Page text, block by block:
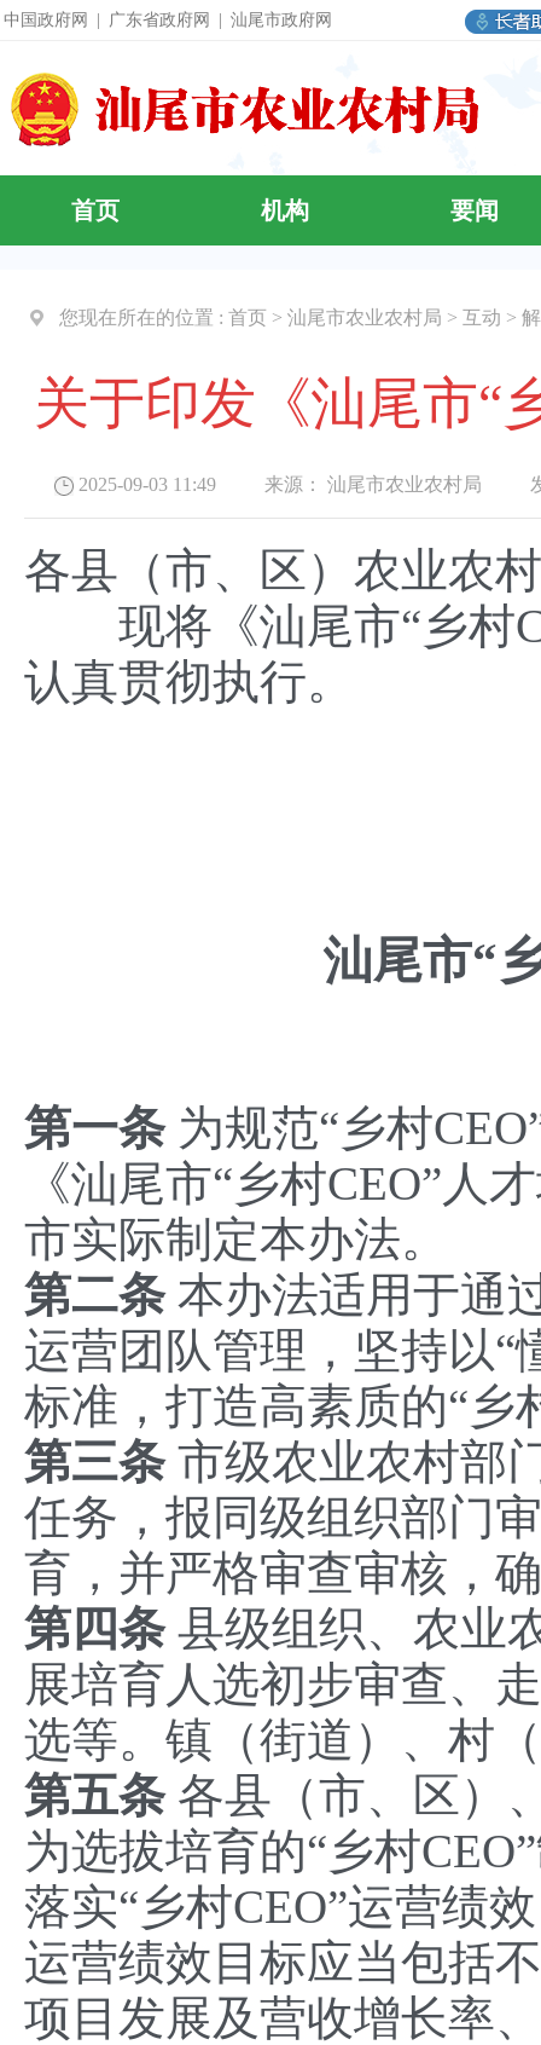
中国政府网 广东省政府网 汕尾市政府网
首页 机构 要闻
您现在所在的位置 : 首页 > 汕尾市农业农村局 > 互动 >
关于印发《汕尾市“
2025-09-03 11:49 来源： 汕尾市农业农村局 发
各县（市、区）农业农
现将《汕尾市“乡村
认真贯彻执行。
汕尾市“
‌第一条 为规范“乡村
《汕尾市“乡村CEO”人
市实际制定本办法。
‌第二条 本办法适用于通
运营团队管理，坚持以“
标准，打造高素质的“乡
‌第三条 市级农业农村部
任务，报同级组织部门
育，并严格审查审核，
第四条县级组织、农业
展培育人选初步审查、
选等。镇（街道）、村
第五条各县（市、区）
为选拔培育的“乡村
落实“乡村CEO”运营绩
运营绩效目标应当包括
项目发展及营收增长率